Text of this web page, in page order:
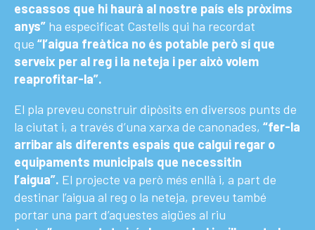
escassos que hi haurà al nostre país els pròxims
anys” ha especificat Castells qui ha recordat
que “l’aigua freàtica no és potable però sí que
serveix per al reg i la neteja i per això volem
reaprofitar-la”.
El pla preveu construir dipòsits en diversos punts de
la ciutat i, a través d’una xarxa de canonades, “fer-la
arribar als diferents espais que calgui regar o
equipaments municipals que necessitin
l’aigua”. El projecte va però més enllà i, a part de
destinar l’aigua al reg o la neteja, preveu també
portar una part d’aquestes aigües al riu